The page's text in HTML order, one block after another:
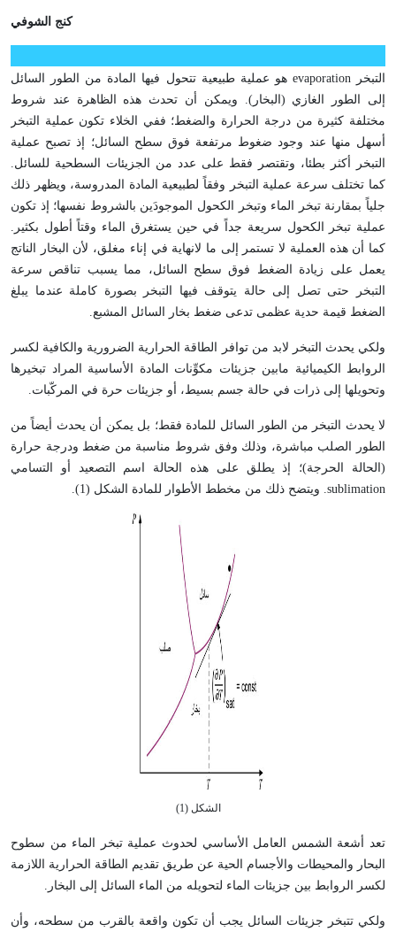
كنج الشوفي
التبخر evaporation هو عملية طبيعية تتحول فيها المادة من الطور السائل
إلى الطور الغازي (البخار). ويمكن أن تحدث هذه الظاهرة عند شروط
مختلفة كثيرة من درجة الحرارة والضغط؛ ففي الخلاء تكون عملية التبخر
أسهل منها عند وجود ضغوط مرتفعة فوق سطح السائل؛ إذ تصبح عملية
التبخر أكثر بطئا، وتقتصر فقط على عدد من الجزيئات السطحية للسائل.
كما تختلف سرعة عملية التبخر وفقاً لطبيعية المادة المدروسة، ويظهر ذلك
جلياً بمقارنة تبخر الماء وتبخر الكحول الموجودَين بالشروط نفسها؛ إذ تكون
عملية تبخر الكحول سريعة جداً في حين يستغرق الماء وقتاً أطول بكثير.
كما أن هذه العملية لا تستمر إلى ما لانهاية في إناء مغلق، لأن البخار الناتج
يعمل على زيادة الضغط فوق سطح السائل، مما يسبب تناقص سرعة
التبخر حتى تصل إلى حالة يتوقف فيها التبخر بصورة كاملة عندما يبلغ
الضغط قيمة حدية عظمى تدعى ضغط بخار السائل المشبع.
ولكي يحدث التبخر لابد من توافر الطاقة الحرارية الضرورية والكافية لكسر
الروابط الكيميائية مابين جزيئات مكوِّنات المادة الأساسية المراد تبخيرها
وتحويلها إلى ذرات في حالة جسم بسيط، أو جزيئات حرة في المركّبات.
لا يحدث التبخر من الطور السائل للمادة فقط؛ بل يمكن أن يحدث أيضاً من
الطور الصلب مباشرة، وذلك وفق شروط مناسبة من ضغط ودرجة حرارة
(الحالة الحرجة)؛ إذ يطلق على هذه الحالة اسم التصعيد أو التسامي
sublimation. ويتضح ذلك من مخطط الأطوار للمادة الشكل (1).
الشكل (1)
تعد أشعة الشمس العامل الأساسي لحدوث عملية تبخر الماء من سطوح
البحار والمحيطات والأجسام الحية عن طريق تقديم الطاقة الحرارية اللازمة
لكسر الروابط بين جزيئات الماء لتحويله من الماء السائل إلى البخار.
ولكي تتبخر جزيئات السائل يجب أن تكون واقعة بالقرب من سطحه، وأن